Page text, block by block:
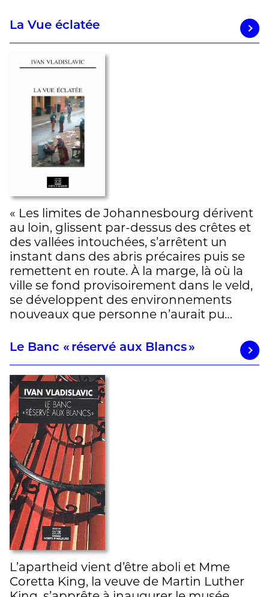
La Vue éclatée
« Les limites de Johannesbourg dérivent
au loin, glissent par-dessus des crêtes et
des vallées intouchées, s’arrêtent un
instant dans des abris précaires puis se
remettent en route. À la marge, là où la
ville se fond provisoirement dans le veld,
se développent des environnements
nouveaux que personne n’aurait pu…
Le Banc « réservé aux Blancs »
L’apartheid vient d’être aboli et Mme
Coretta King, la veuve de Martin Luther